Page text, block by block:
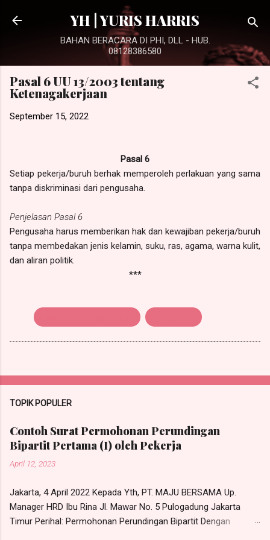
Langsung ke konten utama
YH | YURIS HARRIS
BAHAN BERACARA DI PHI, DLL - HUB.
08128386580
Pasal 6 UU 13/2003 tentang
Ketenagakerjaan
September 15, 2022
Pasal 6
Setiap pekerja/buruh berhak memperoleh perlakuan yang sama
tanpa diskriminasi dari pengusaha.
Penjelasan Pasal 6
Pengusaha harus memberikan hak dan kewajiban pekerja/buruh
tanpa membedakan jenis kelamin, suku, ras, agama, warna kulit,
dan aliran politik.
***
TOPIK POPULER
Contoh Surat Permohonan Perundingan
Bipartit Pertama (I) oleh Pekerja
April 12, 2023
Jakarta, 4 April 2022 Kepada Yth, PT. MAJU BERSAMA Up.
Manager HRD Ibu Rina Jl. Mawar No. 5 Pulogadung Jakarta
Timur Perihal: Permohonan Perundingan Bipartit Dengan